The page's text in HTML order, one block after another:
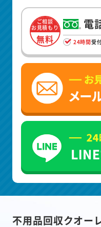
ご相談
お見積もり
無料
電
24時間受
不用品回収クオー